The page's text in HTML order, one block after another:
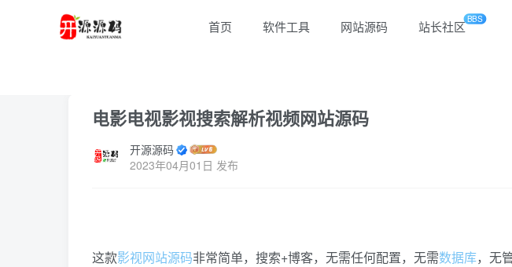
首页 软件工具 网站源码 站长社区BBS
电影电视影视搜索解析视频网站源码
开源源码
2023年04月01日 发布
这款影视网站源码非常简单，搜索+博客，无需任何配置，无需数据库，无